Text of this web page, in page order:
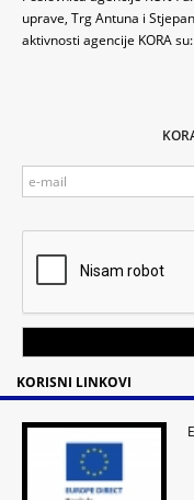
uprave, Trg Antuna i
aktivnosti agencije KORA
KORISNI LINKOVI